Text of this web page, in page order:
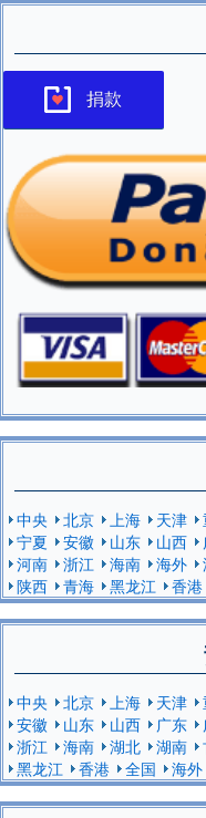
捐款
中央 北京 上海 天津
宁夏
安徽 山东 山西
河南
浙江 海南 海外
陕西
青海 黑龙江 香港
中央 北京 上海 天津
安徽
山东 山西 广东
浙江
海南 湖北 湖南
黑龙江
香港 全国 海外